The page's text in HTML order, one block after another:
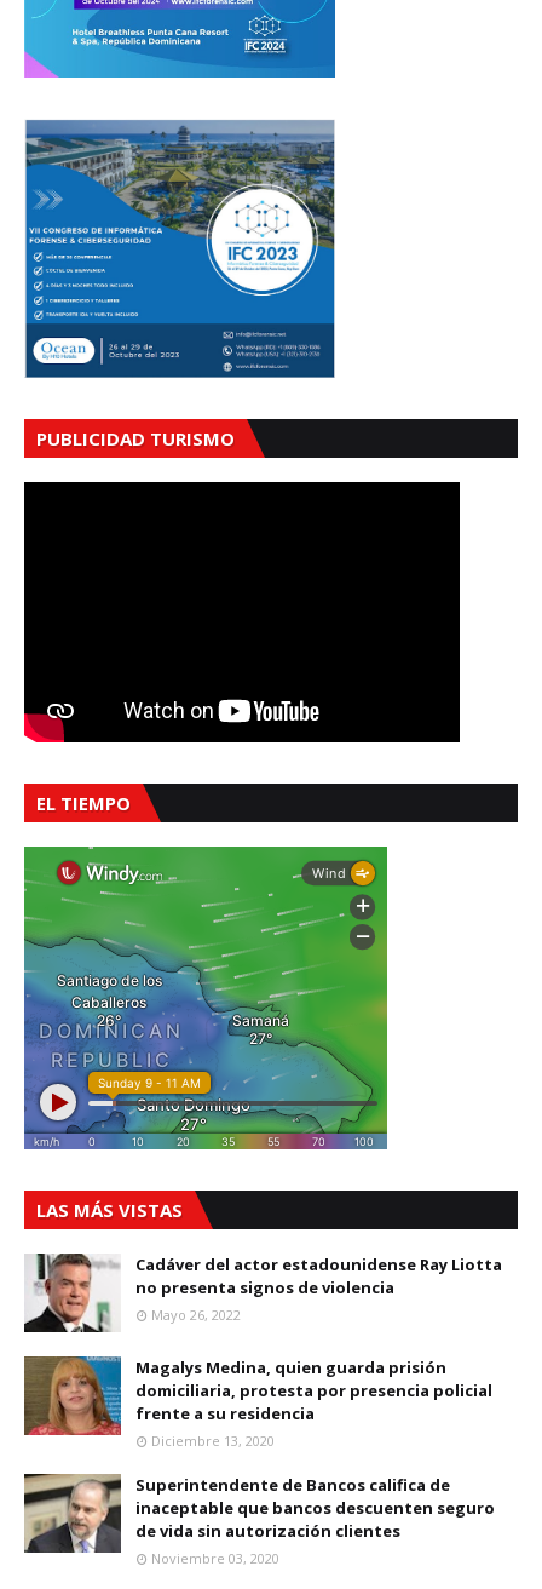
PUBLICIDAD TURISMO
EL TIEMPO
LAS MÁS VISTAS
Cadáver del actor estadounidense Ray Liotta
no presenta signos de violencia
Mayo 26, 2022
Magalys Medina, quien guarda prisión
domiciliaria, protesta por presencia policial
frente a su residencia
Diciembre 13, 2020
Superintendente de Bancos califica de
inaceptable que bancos descuenten seguro
de vida sin autorización clientes
Noviembre 03, 2020